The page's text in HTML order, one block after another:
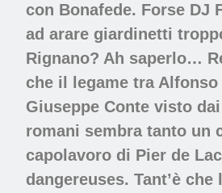
con Bonafede. Forse DJ
ad arare giardinetti
Rignano? Ah saperlo…
che il legame tra Alfonso
Giuseppe Conte visto
romani sembra tanto un
capolavoro di Pier de
dangereuses. Tant’è che